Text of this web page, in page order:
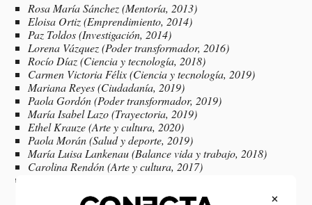
Rosa María Sánchez (Mentoría, 2013)
Eloisa Ortiz (Emprendimiento, 2014)
Paz Toldos (Investigación, 2014)
Lorena Vázquez (Poder transformador, 2016)
Rocío Díaz (Ciencia y tecnología, 2018)
Carmen Victoria Félix (Ciencia y tecnología, 2019)
Mariana Reyes (Ciudadanía, 2019)
Paola Gordón (Poder transformador, 2019)
María Isabel Lazo (Trayectoria, 2019)
Ethel Krauze (Arte y cultura, 2020)
Paola Morán (Salud y deporte, 2019)
María Luisa Lankenau (Balance vida y trabajo, 2018)
Carolina Rendón (Arte y cultura, 2017)
×